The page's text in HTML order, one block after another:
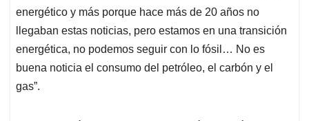
energético y más porque hace más de 20 años no
llegaban estas noticias, pero estamos en una transición
energética, no podemos seguir con lo fósil… No es
buena noticia el consumo del petróleo, el carbón y el
gas”.